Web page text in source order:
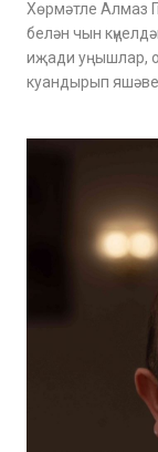
Хөрмәтле Алмаз
белән чын
иҗади уңышлар,
куандырып